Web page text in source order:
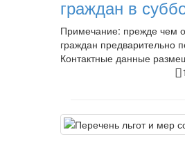
граждан в
Примечание: прежде чем
граждан предварительно
Контактные данные